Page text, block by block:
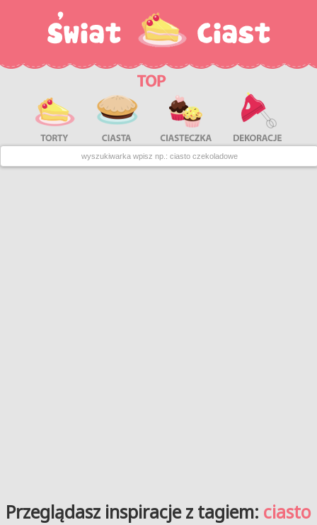
Przeglądasz inspiracje z tagiem: ciasto